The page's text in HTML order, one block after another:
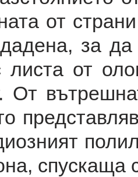
от
за
листа от
От
спускаща